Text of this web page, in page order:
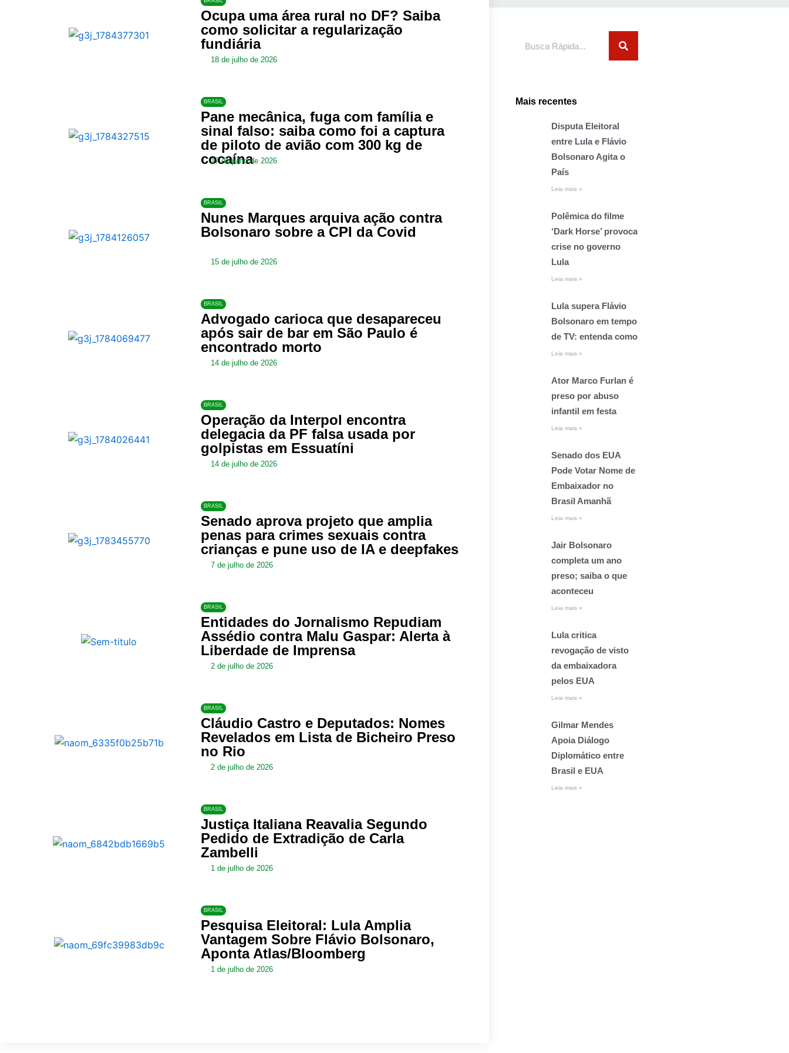
Ocupa uma área rural no DF? Saiba
como solicitar a regularização
fundiária
18 de julho de 2026
BRASIL
Pane mecânica, fuga com família e
sinal falso: saiba como foi a captura
de piloto de avião com 300 kg de
cocaína
17 de julho de 2026
BRASIL
Nunes Marques arquiva ação contra
Bolsonaro sobre a CPI da Covid
15 de julho de 2026
BRASIL
Advogado carioca que desapareceu
após sair de bar em São Paulo é
encontrado morto
14 de julho de 2026
BRASIL
Operação da Interpol encontra
delegacia da PF falsa usada por
golpistas em Essuatíni
14 de julho de 2026
BRASIL
Senado aprova projeto que amplia
penas para crimes sexuais contra
crianças e pune uso de IA e deepfakes
7 de julho de 2026
BRASIL
Entidades do Jornalismo Repudiam
Assédio contra Malu Gaspar: Alerta à
Liberdade de Imprensa
2 de julho de 2026
BRASIL
Cláudio Castro e Deputados: Nomes
Revelados em Lista de Bicheiro Preso
no Rio
2 de julho de 2026
BRASIL
Justiça Italiana Reavalia Segundo
Pedido de Extradição de Carla
Zambelli
1 de julho de 2026
BRASIL
Pesquisa Eleitoral: Lula Amplia
Vantagem Sobre Flávio Bolsonaro,
Aponta Atlas/Bloomberg
1 de julho de 2026
Mais recentes
Disputa Eleitoral
entre Lula e Flávio
Bolsonaro Agita o
País
Leia mais »
Polêmica do filme
‘Dark Horse’ provoca
crise no governo
Lula
Leia mais »
Lula supera Flávio
Bolsonaro em tempo
de TV: entenda como
Leia mais »
Ator Marco Furlan é
preso por abuso
infantil em festa
Leia mais »
Senado dos EUA
Pode Votar Nome de
Embaixador no
Brasil Amanhã
Leia mais »
Jair Bolsonaro
completa um ano
preso; saiba o que
aconteceu
Leia mais »
Lula critica
revogação de visto
da embaixadora
pelos EUA
Leia mais »
Gilmar Mendes
Apoia Diálogo
Diplomático entre
Brasil e EUA
Leia mais »